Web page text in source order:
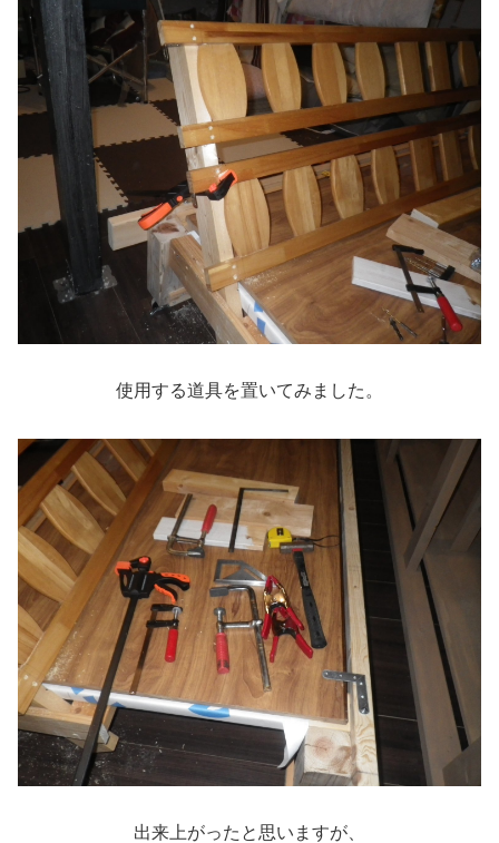
使用する道具を置いてみました。
出来上がったと思いますが、